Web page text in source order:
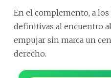
En el complemento, a los
definitivas al encuentro
empujar sin marca un
derecho.